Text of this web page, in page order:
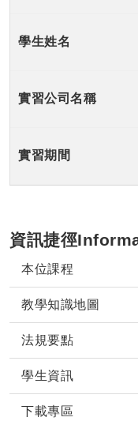
資訊捷徑
本位課程
教學知識地圖
法規要點
學生資訊
下載專區